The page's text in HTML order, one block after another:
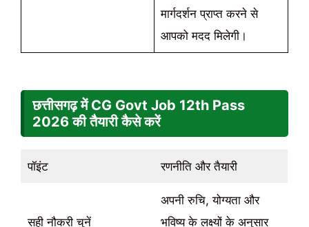
मार्गदर्शन प्राप्त करने से
आपको मदद मिलेगी।
छत्तीसगढ़ में CG Govt Job 12th Pass
2026 की तैयारी कैसे करें
पॉइंट रणनीति और तैयारी
सही नौकरी चुनें
अपनी रुचि, योग्यता और
भविष्य के लक्ष्यों के अनुसार